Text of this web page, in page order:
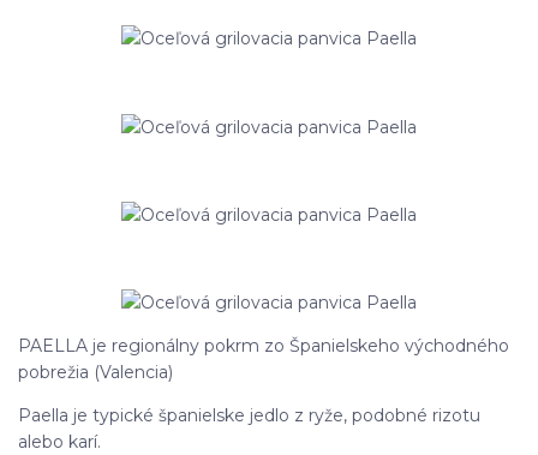
PAELLA je regionálny pokrm zo Španielskeho východného
pobrežia (Valencia)
Paella je typické španielske jedlo z ryže, podobné rizotu
alebo karí.